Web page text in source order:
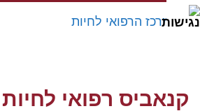
קנאביס רפואי